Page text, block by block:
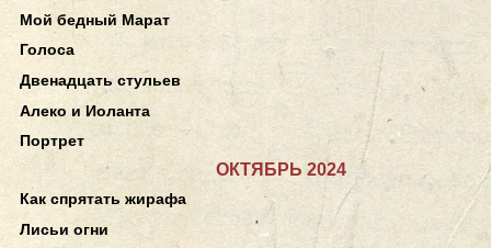
Мой бедный Марат
Голоса
Двенадцать стульев
Алеко и Иоланта
Портрет
ОКТЯБРЬ 2024
Как спрятать жирафа
Лисьи огни